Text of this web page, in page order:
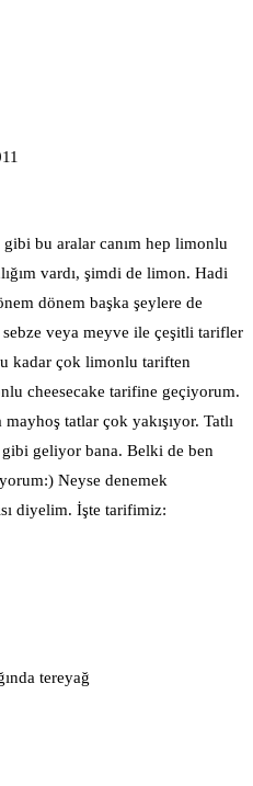
bu aralar canım hep limonlu
vardı, şimdi de limon. Hadi
dönem başka şeylere de
sebze veya meyve ile çeşitli tarifler
kadar çok limonlu tariften
cheesecake tarifine geçiyorum.
tatlar çok yakışıyor. Tatlı
geliyor bana. Belki de ben
Neyse denemek
diyelim. İşte tarifimiz:
tereyağ